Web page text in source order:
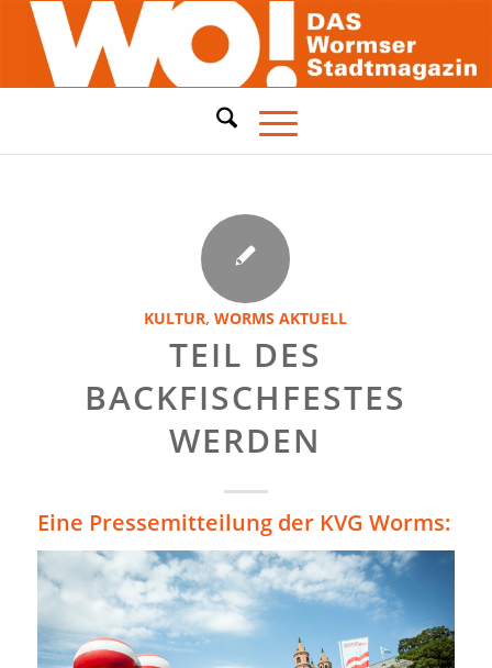
KULTUR,WORMS AKTUELL
TEIL DES
BACKFISCHFESTES
WERDEN
Eine Pressemitteilung der KVG Worms: